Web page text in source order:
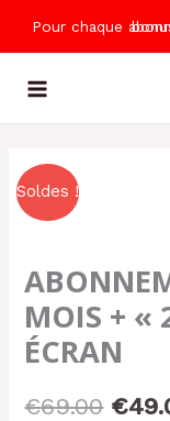
Pour chaque
Soldes !
MOIS + «
ÉCRAN
€69.00
était
€